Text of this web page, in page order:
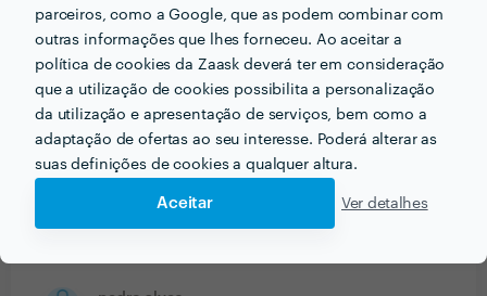
parceiros, como a Google, que as podem combinar com
outras informações que lhes forneceu. Ao aceitar a
política de cookies da Zaask deverá ter em consideração
que a utilização de cookies possibilita a personalização
da utilização e apresentação de serviços, bem como a
adaptação de ofertas ao seu interesse. Poderá alterar as
suas definições de cookies a qualquer altura.
Aceitar Ver detalhes
Reparação de Ar Condicionado/Ventilação
15 Mai 2023
palmira gomes
Reparação de Canos
9 Jan 2023
Um ótimo profissional, recomendo a todos devido ao